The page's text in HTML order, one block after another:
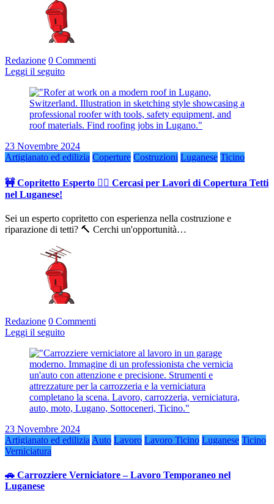
Redazione 0 Commenti
Leggi il seguito
23 Novembre 2024
Artigianato ed edilizia Coperture Costruzioni Luganese Ticino
🚧 Copritetto Esperto 👷‍♂️ Cercasi per Lavori di Copertura Tetti
nel Luganese!
Sei un esperto copritetto con esperienza nella costruzione e
riparazione di tetti? 🔨 Cerchi un'opportunità…
Redazione 0 Commenti
Leggi il seguito
23 Novembre 2024
Artigianato ed edilizia Auto Lavoro Lavoro Ticino Luganese Ticino
Verniciatura
🚗 Carrozziere Verniciatore – Lavoro Temporaneo nel
Luganese